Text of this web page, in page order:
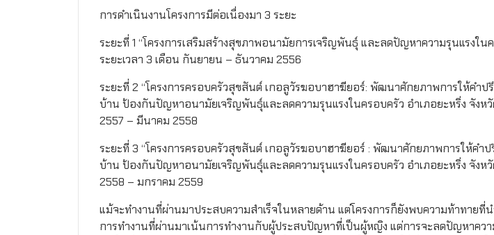
การดำเนินงานโครงการมีต่อเนื่องมา 3 ระยะ
ระยะที่ 1 “โครงการเสริมสร้างสุขภาพอนามัยการเจริญพันธุ์ และลดปัญหาความรุนแรงใน
ระยะเวลา 3 เดือน กันยายน – ธันวาคม 2556
ระยะที่ 2 “โครงการครอบครัวสุขสันต์ เกอลูวัรฆอบาฮาฆียอร์: พัฒนาศักยภาพการให้คำ
บ้าน ป้องกันปัญหาอนามัยเจริญพันธุ์และลดความรุนแรงในครอบครัว อำเภอยะหริ่ง จังหวั
2557 – มีนาคม 2558
ระยะที่ 3 “โครงการครอบครัวสุขสันต์ เกอลูวัรฆอบาฮาฆียอร์ : พัฒนาศักยภาพการให้คำ
บ้าน ป้องกันปัญหาอนามัยเจริญพันธุ์และลดความรุนแรงในครอบครัว อำเภอยะหริ่ง จังห
2558 – มกราคม 2559
แม้จะทำงานที่ผ่านมาประสบความสำเร็จในหลายด้าน แต่โครงการก็ยังพบความท้าทายที่
การทำงานที่ผ่านมาเน้นการทำงานกับผู้ประสบปัญหาที่เป็นผู้หญิง แต่การจะลดปัญหาควา